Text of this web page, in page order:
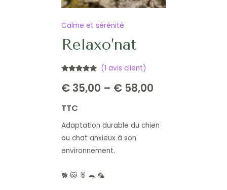
Calme et sérénité
Relaxo’nat
sur 5
basé sur
client
(1 avis client)
€ 35,00 – € 58,00
TTC
Adaptation durable du chien
ou chat anxieux à son
environnement.
🐕 🐱 🐰 🐀 🦜